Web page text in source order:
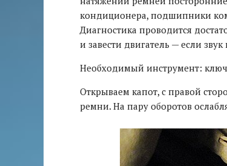
кондиционера, подшипники
Диагностика проводится
и завести двигатель — если
Необходимый инструмент:
Открываем капот, с правой
ремни. На пару оборотов